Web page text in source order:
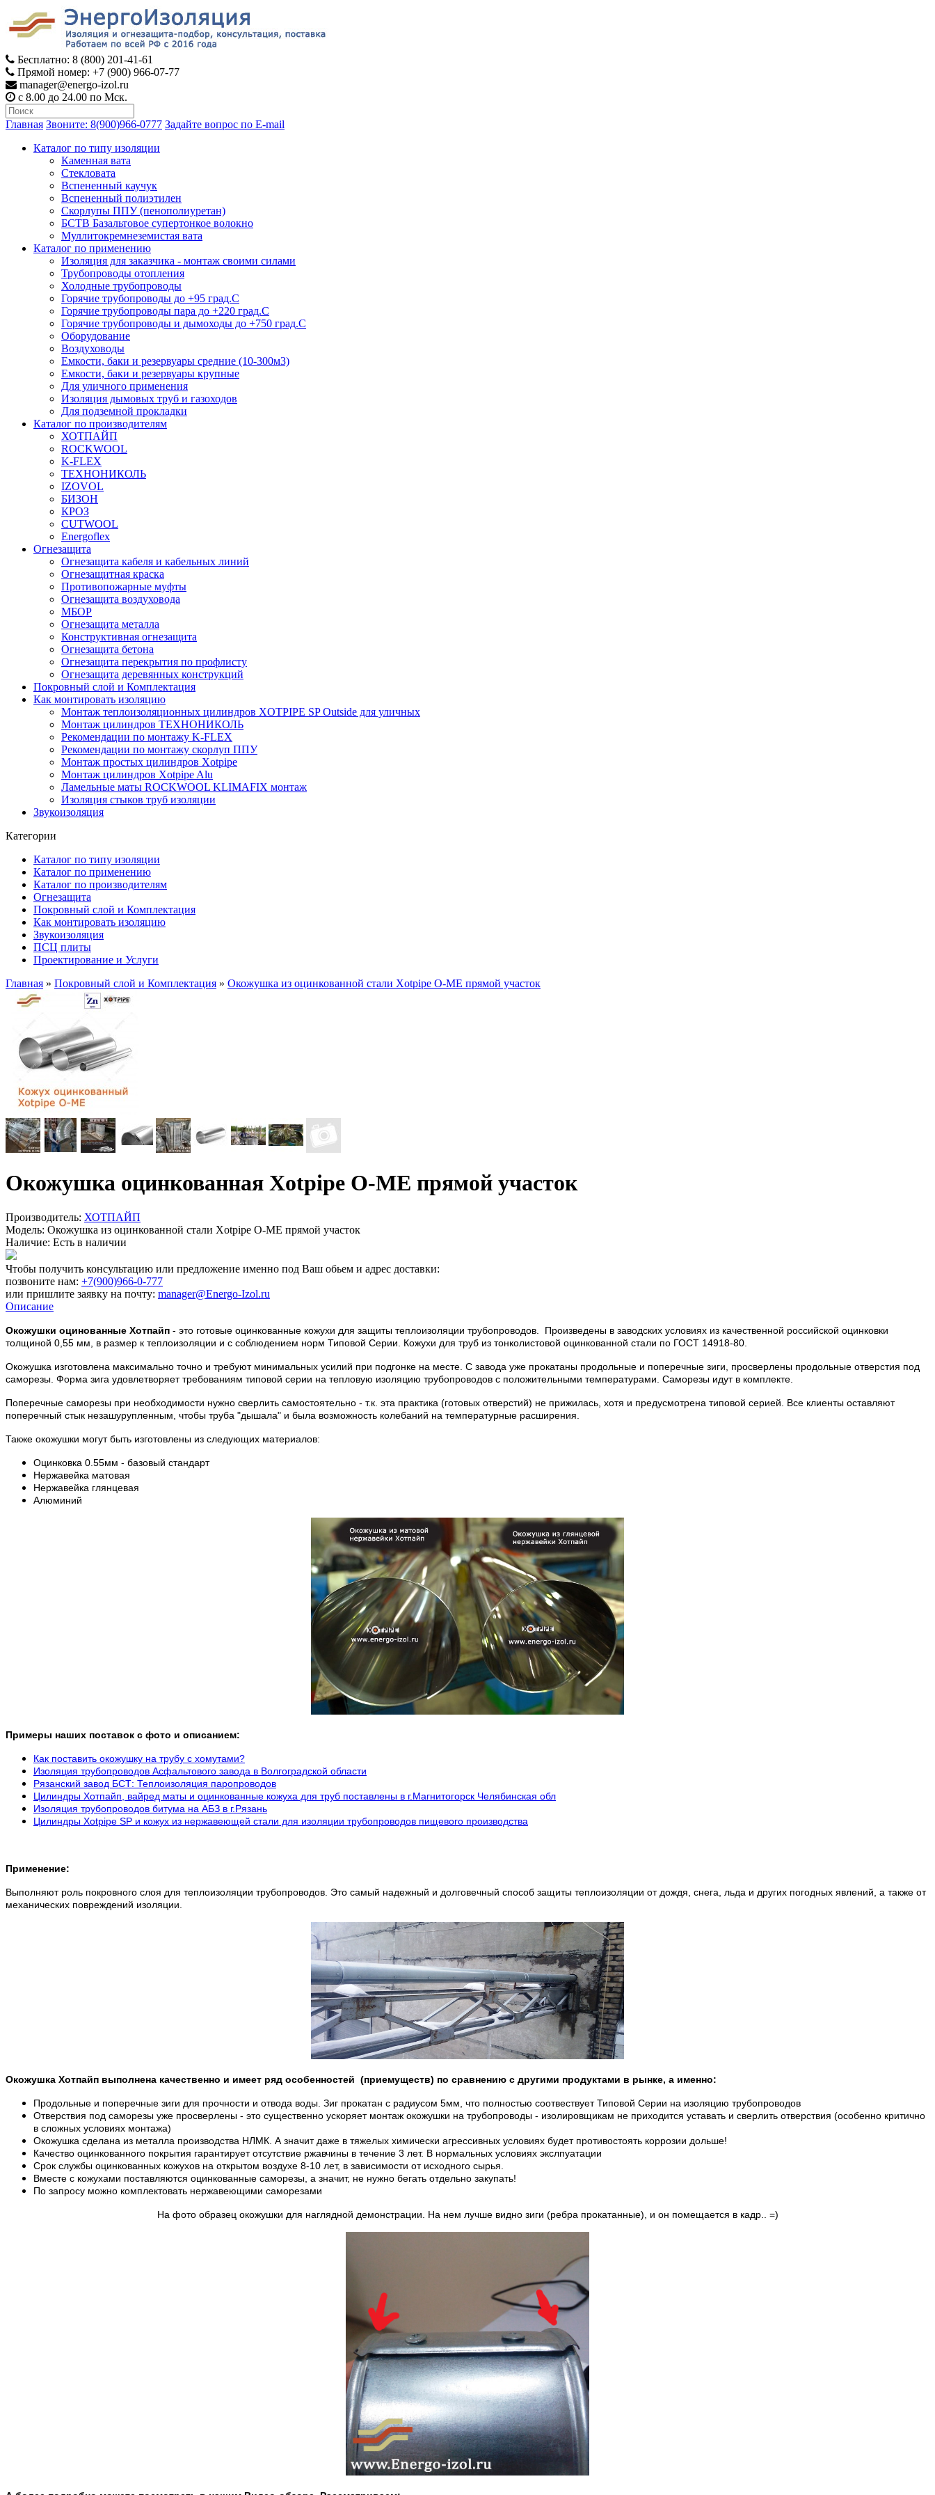
Бесплатно: 8 (800) 201-41-61
Прямой номер: +7 (900) 966-07-77
manager@energo-izol.ru
с 8.00 до 24.00 по Мск.
Главная Звоните: 8(900)966-0777 Задайте вопрос по E-mail
Каталог по типу изоляции
Каменная вата
Стекловата
Вспененный каучук
Вспененный полиэтилен
Скорлупы ППУ (пенополиуретан)
БСТВ Базальтовое супертонкое волокно
Муллитокремнеземистая вата
Каталог по применению
Изоляция для заказчика - монтаж своими силами
Трубопроводы отопления
Холодные трубопроводы
Горячие трубопроводы до +95 град.С
Горячие трубопроводы пара до +220 град.С
Горячие трубопроводы и дымоходы до +750 град.С
Оборудование
Воздуховоды
Емкости, баки и резервуары средние (10-300м3)
Емкости, баки и резервуары крупные
Для уличного применения
Изоляция дымовых труб и газоходов
Для подземной прокладки
Каталог по производителям
ХОТПАЙП
ROCKWOOL
K-FLEX
ТЕХНОНИКОЛЬ
IZOVOL
БИЗОН
КРОЗ
CUTWOOL
Energoflex
Огнезащита
Огнезащита кабеля и кабельных линий
Огнезащитная краска
Противопожарные муфты
Огнезащита воздуховода
МБОР
Огнезащита металла
Конструктивная огнезащита
Огнезащита бетона
Огнезащита перекрытия по профлисту
Огнезащита деревянных конструкций
Покровный слой и Комплектация
Как монтировать изоляцию
Монтаж теплоизоляционных цилиндров XOTPIPE SP Outside для уличных
Монтаж цилиндров ТЕХНОНИКОЛЬ
Рекомендации по монтажу K-FLEX
Рекомендации по монтажу скорлуп ППУ
Монтаж простых цилиндров Xotpipe
Монтаж цилиндров Xotpipe Alu
Ламельные маты ROCKWOOL KLIMAFIX монтаж
Изоляция стыков труб изоляции
Звукоизоляция
Категории
Каталог по типу изоляции
Каталог по применению
Каталог по производителям
Огнезащита
Покровный слой и Комплектация
Как монтировать изоляцию
Звукоизоляция
ПСЦ плиты
Проектирование и Услуги
Главная » Покровный слой и Комплектация » Окожушка из оцинкованной стали Xotpipe O-ME прямой участок
Окожушка оцинкованная Xotpipe O-ME прямой участок
Производитель: ХОТПАЙП
Модель: Окожушка из оцинкованной стали Xotpipe O-ME прямой участок
Наличие: Есть в наличии
Чтобы получить консультацию или предложение именно под Ваш обьем и адрес доставки:
позвоните нам: +7(900)966-0-777
или пришлите заявку на почту: manager@Energo-Izol.ru
Описание
Окожушки оцинованные Хотпайп - это готовые оцинкованные кожухи для защиты теплоизоляции трубопроводов. Произведены в заводских условиях из качественной российской оцинковки
толщиной 0,55 мм, в размер к теплоизоляции и с соблюдением норм Типовой Серии. Кожухи для труб из тонколистовой оцинкованной стали по ГОСТ 14918-80.
Окожушка изготовлена максимально точно и требуют минимальных усилий при подгонке на месте. С завода уже прокатаны продольные и поперечные зиги, просверлены продольные отверстия под
саморезы. Форма зига удовлетворяет требованиям типовой серии на тепловую изоляцию трубопроводов с положительными температурами. Саморезы идут в комплекте.
Поперечные саморезы при необходимости нужно сверлить самостоятельно - т.к. эта практика (готовых отверстий) не прижилась, хотя и предусмотрена типовой серией. Все клиенты оставляют
поперечный стык незашурупленным, чтобы труба "дышала" и была возможность колебаний на температурные расширения.
Также окожушки могут быть изготовлены из следующих материалов:
Оцинковка 0.55мм - базовый стандарт
Нержавейка матовая
Нержавейка глянцевая
Алюминий
Примеры наших поставок с фото и описанием:
Как поставить окожушку на трубу с хомутами?
Изоляция трубопроводов Асфальтового завода в Волгоградской области
Рязанский завод БСТ: Теплоизоляция паропроводов
Цилиндры Хотпайп, вайред маты и оцинкованные кожуха для труб поставлены в г.Магнитогорск Челябинская обл
Изоляция трубопроводов битума на АБЗ в г.Рязань
Цилиндры Xotpipe SP и кожух из нержавеющей стали для изоляции трубопроводов пищевого производства
Применение:
Выполняют роль покровного слоя для теплоизоляции трубопроводов. Это самый надежный и долговечный способ защиты теплоизоляции от дождя, снега, льда и других погодных явлений, а также от
механических повреждений изоляции.
Окожушка Хотпайп выполнена качественно и имеет ряд особенностей (приемуществ) по сравнению с другими продуктами в рынке, а именно:
Продольные и поперечные зиги для прочности и отвода воды. Зиг прокатан с радиусом 5мм, что полностью соотвествует Типовой Серии на изоляцию трубопроводов
Отверствия под саморезы уже просверлены - это существенно ускоряет монтаж окожушки на трубопроводы - изолировщикам не приходится уставать и сверлить отверствия (особенно критично
в сложных условиях монтажа)
Окожушка сделана из металла производства НЛМК. А значит даже в тяжелых химически агрессивных условиях будет противостоять коррозии дольше!
Качество оцинкованного покрытия гарантирует отсутствие ржавчины в течение 3 лет. В нормальных условиях экслпуатации
Срок службы оцинкованных кожухов на открытом воздухе 8-10 лет, в зависимости от исходного сырья.
Вместе с кожухами поставляются оцинкованные саморезы, а значит, не нужно бегать отдельно закупать!
По запросу можно комплектовать нержавеющими саморезами
На фото образец окожушки для наглядной демонстрации. На нем лучше видно зиги (ребра прокатанные), и он помещается в кадр.. =)